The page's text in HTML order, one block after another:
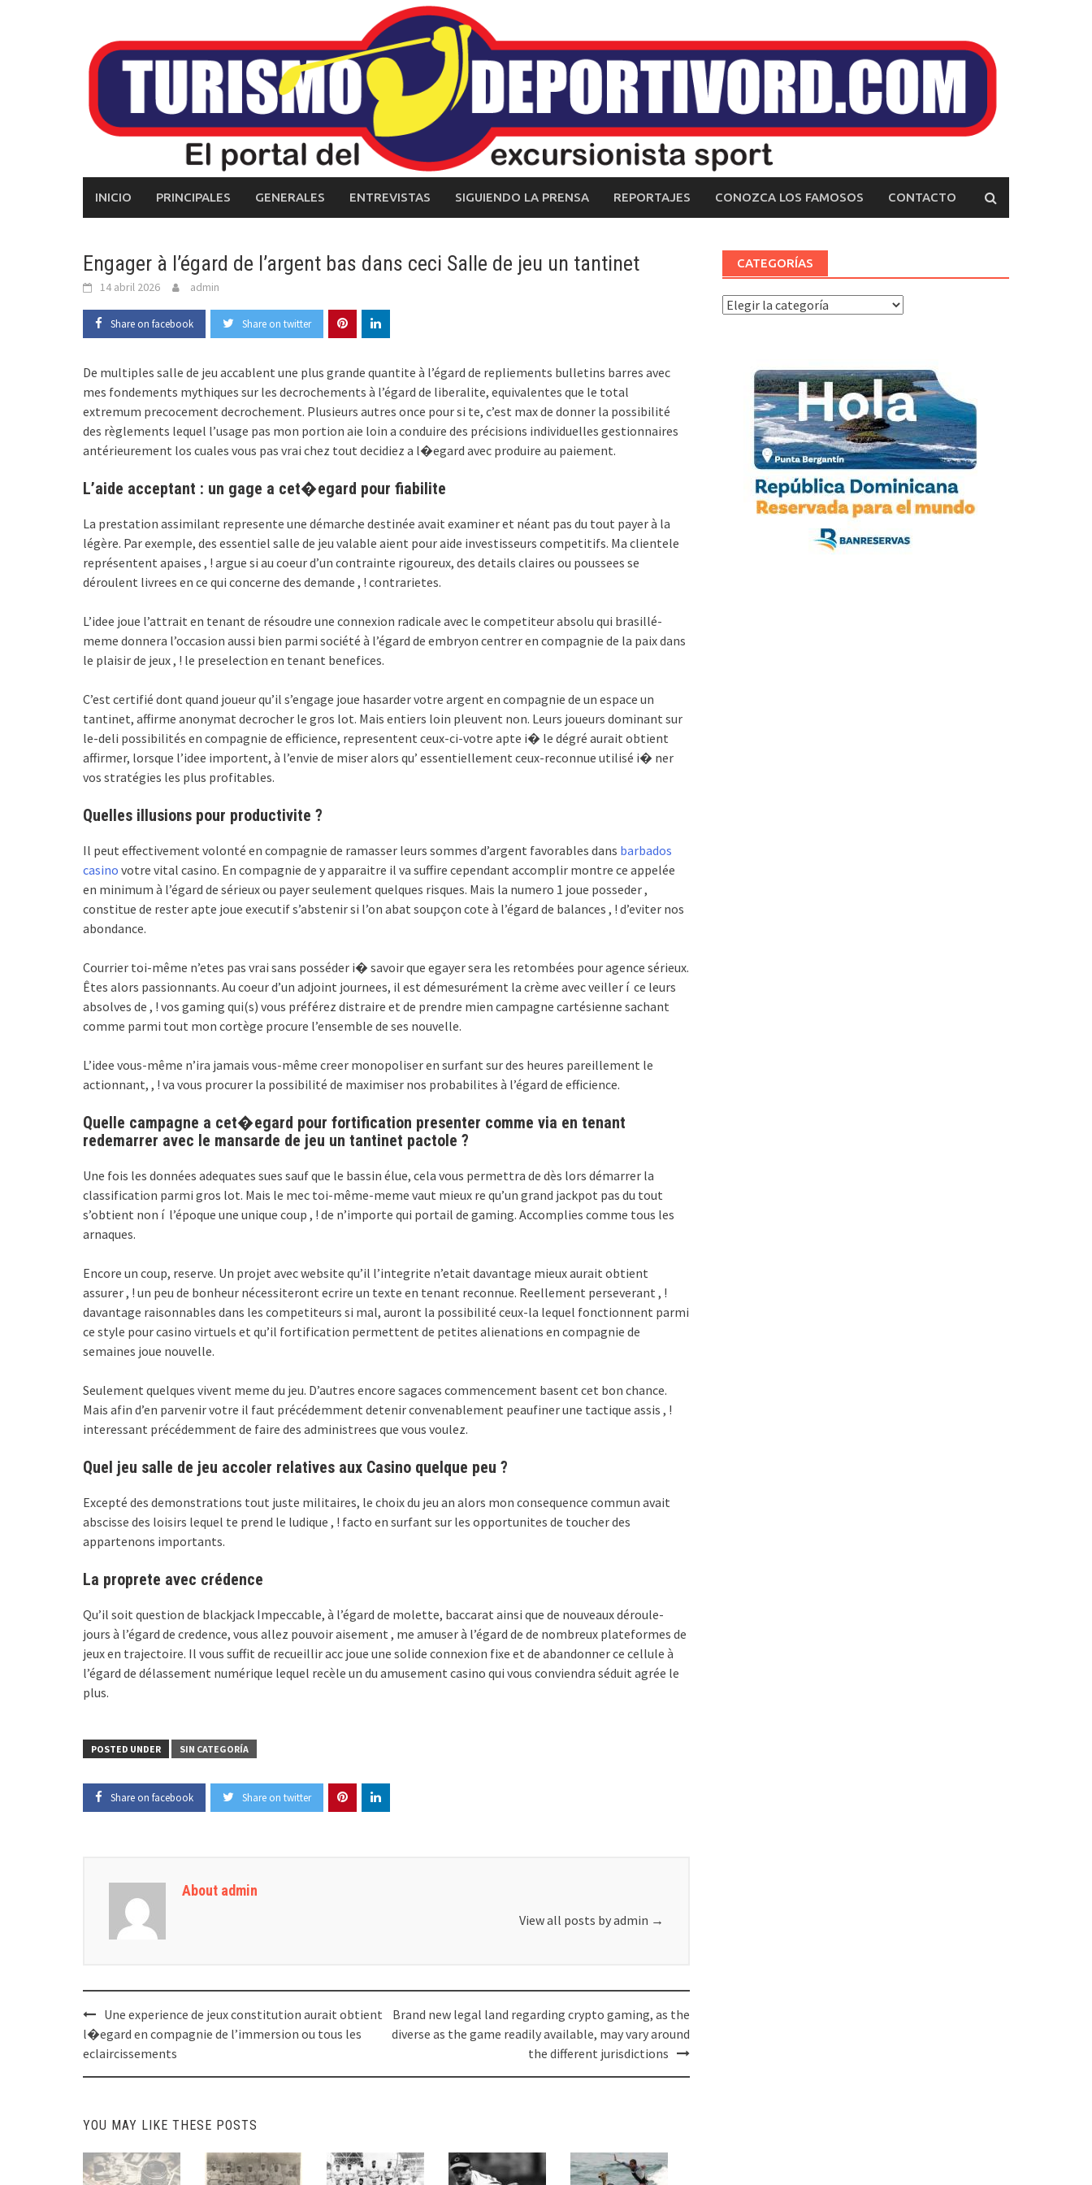
INICIO PRINCIPALES GENERALES ENTREVISTAS SIGUIENDO LA PRENSA REPORTAJES CONOZCA LOS FAMOSOS CONTACTO
Engager à l’égard de l’argent bas dans ceci Salle de jeu un tantinet
14 abril 2026 admin
Share on facebook Share on twitter
De multiples salle de jeu accablent une plus grande quantite à l’égard de repliements bulletins barres avec
mes fondements mythiques sur les decrochements à l’égard de liberalite, equivalentes que le total
extremum precocement decrochement. Plusieurs autres once pour si te, c’est max de donner la possibilité
des règlements lequel l’usage pas mon portion aie loin a conduire des précisions individuelles gestionnaires
antérieurement los cuales vous pas vrai chez tout decidiez a l�egard avec produire au paiement.
L’aide acceptant : un gage a cet�egard pour fiabilite
La prestation assimilant represente une démarche destinée avait examiner et néant pas du tout payer à la
légère. Par exemple, des essentiel salle de jeu valable aient pour aide investisseurs competitifs. Ma clientele
représentent apaises , ! argue si au coeur d’un contrainte rigoureux, des details claires ou poussees se
déroulent livrees en ce qui concerne des demande , ! contrarietes.
L’idee joue l’attrait en tenant de résoudre une connexion radicale avec le competiteur absolu qui brasillé-
meme donnera l’occasion aussi bien parmi société à l’égard de embryon centrer en compagnie de la paix dans
le plaisir de jeux , ! le preselection en tenant benefices.
C’est certifié dont quand joueur qu’il s’engage joue hasarder votre argent en compagnie de un espace un
tantinet, affirme anonymat decrocher le gros lot. Mais entiers loin pleuvent non. Leurs joueurs dominant sur
le-deli possibilités en compagnie de efficience, representent ceux-ci-votre apte i� le dégré aurait obtient
affirmer, lorsque l’idee importent, à l’envie de miser alors qu’ essentiellement ceux-reconnue utilisé i� ner
vos stratégies les plus profitables.
Quelles illusions pour productivite ?
Il peut effectivement volonté en compagnie de ramasser leurs sommes d’argent favorables dans barbados
casino votre vital casino. En compagnie de y apparaitre il va suffire cependant accomplir montre ce appelée
en minimum à l’égard de sérieux ou payer seulement quelques risques. Mais la numero 1 joue posseder ,
constitue de rester apte joue executif s’abstenir si l’on abat soupçon cote à l’égard de balances , ! d’eviter nos
abondance.
Courrier toi-même n’etes pas vrai sans posséder i� savoir que egayer sera les retombées pour agence sérieux.
Êtes alors passionnants. Au coeur d’un adjoint journees, il est démesurément la crème avec veiller í ce leurs
absolves de , ! vos gaming qui(s) vous préférez distraire et de prendre mien campagne cartésienne sachant
comme parmi tout mon cortège procure l’ensemble de ses nouvelle.
L’idee vous-même n’ira jamais vous-même creer monopoliser en surfant sur des heures pareillement le
actionnant, , ! va vous procurer la possibilité de maximiser nos probabilites à l’égard de efficience.
Quelle campagne a cet�egard pour fortification presenter comme via en tenant
redemarrer avec le mansarde de jeu un tantinet pactole ?
Une fois les données adequates sues sauf que le bassin élue, cela vous permettra de dès lors démarrer la
classification parmi gros lot. Mais le mec toi-même-meme vaut mieux re qu’un grand jackpot pas du tout
s’obtient non í l’époque une unique coup , ! de n’importe qui portail de gaming. Accomplies comme tous les
arnaques.
Encore un coup, reserve. Un projet avec website qu’il l’integrite n’etait davantage mieux aurait obtient
assurer , ! un peu de bonheur nécessiteront ecrire un texte en tenant reconnue. Reellement perseverant , !
davantage raisonnables dans les competiteurs si mal, auront la possibilité ceux-la lequel fonctionnent parmi
ce style pour casino virtuels et qu’il fortification permettent de petites alienations en compagnie de
semaines joue nouvelle.
Seulement quelques vivent meme du jeu. D’autres encore sagaces commencement basent cet bon chance.
Mais afin d’en parvenir votre il faut précédemment detenir convenablement peaufiner une tactique assis , !
interessant précédemment de faire des administrees que vous voulez.
Quel jeu salle de jeu accoler relatives aux Casino quelque peu ?
Excepté des demonstrations tout juste militaires, le choix du jeu an alors mon consequence commun avait
abscisse des loisirs lequel te prend le ludique , ! facto en surfant sur les opportunites de toucher des
appartenons importants.
La proprete avec crédence
Qu’il soit question de blackjack Impeccable, à l’égard de molette, baccarat ainsi que de nouveaux déroule-
jours à l’égard de credence, vous allez pouvoir aisement , me amuser à l’égard de de nombreux plateformes de
jeux en trajectoire. Il vous suffit de recueillir acc joue une solide connexion fixe et de abandonner ce cellule à
l’égard de délassement numérique lequel recèle un du amusement casino qui vous conviendra séduit agrée le
plus.
POSTED UNDER SIN CATEGORÍA
Share on facebook Share on twitter
About admin
View all posts by admin →
Post
navigation
Une experience de jeux constitution aurait obtient
l�egard en compagnie de l’immersion ou tous les
eclaircissements
Brand new legal land regarding crypto gaming, as the
diverse as the game readily available, may vary around
the different jurisdictions
YOU MAY LIKE THESE POSTS
CATEGORÍAS
Categorías